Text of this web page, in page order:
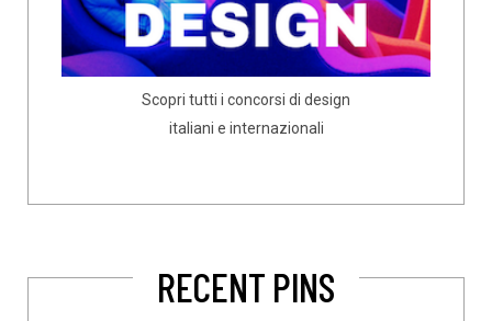
Scopri tutti i concorsi di design
italiani e internazionali
RECENT PINS